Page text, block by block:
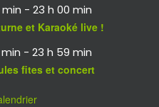
min - 23 h 00 min
et Karaoké live !
- 23 h 59 min
fites et concert